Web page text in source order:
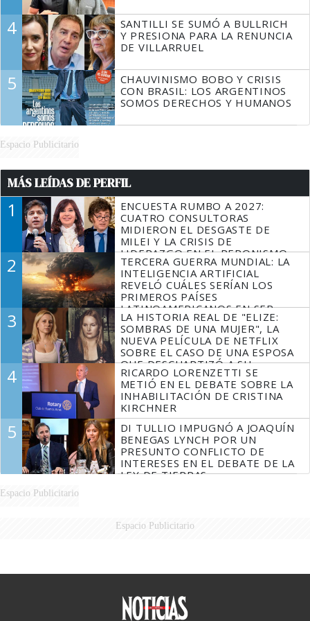
4
SANTILLI SE SUMÓ A BULLRICH
Y PRESIONA PARA LA RENUNCIA
DE VILLARRUEL
5
CHAUVINISMO BOBO Y CRISIS
CON BRASIL: LOS ARGENTINOS
SOMOS DERECHOS Y HUMANOS
Espacio Publicitario
MÁS LEÍDAS DE PERFIL
1
ENCUESTA RUMBO A 2027:
CUATRO CONSULTORAS
MIDIERON EL DESGASTE DE
MILEI Y LA CRISIS DE
LIDERAZGO EN EL PERONISMO
2
TERCERA GUERRA MUNDIAL: LA
INTELIGENCIA ARTIFICIAL
REVELÓ CUÁLES SERÍAN LOS
PRIMEROS PAÍSES
LATINOAMERICANOS EN SER
DERROTADOS
3
LA HISTORIA REAL DE "ELIZE:
SOMBRAS DE UNA MUJER", LA
NUEVA PELÍCULA DE NETFLIX
SOBRE EL CASO DE UNA ESPOSA
QUE DESCUARTIZÓ A SU
MARIDO
4
RICARDO LORENZETTI SE
METIÓ EN EL DEBATE SOBRE LA
INHABILITACIÓN DE CRISTINA
KIRCHNER
5
DI TULLIO IMPUGNÓ A JOAQUÍN
BENEGAS LYNCH POR UN
PRESUNTO CONFLICTO DE
INTERESES EN EL DEBATE DE LA
LEY DE TIERRAS
Espacio Publicitario
Espacio Publicitario